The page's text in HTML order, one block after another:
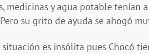
y agua potable tenían
su grito de ayuda se ahogó
es insólita pues Chocó